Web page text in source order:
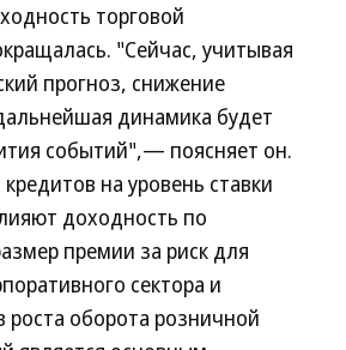
торговой
"Сейчас, учитывая
прогноз, снижение
динамика будет
событий",— поясняет он.
на уровень ставки
доходность по
премии за риск для
сектора и
оборота розничной